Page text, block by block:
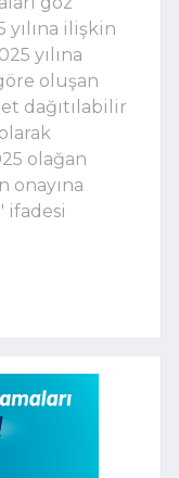
ilişkin
yılına
oluşan
dağıtılabilir
olağan
onayına
ifadesi